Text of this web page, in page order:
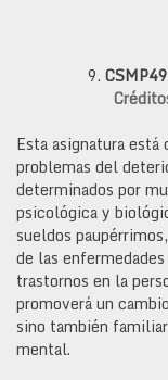
Esta asignatura está
problemas del
determinados por
psicológica y
sueldos
de las
trastornos en la
promoverá un
sino también
mental.